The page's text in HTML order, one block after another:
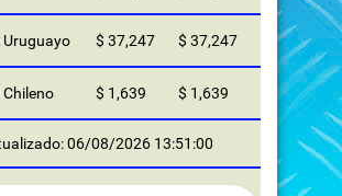
Uruguayo $ 37,247 $ 37,247
Chileno $ 1,639 $ 1,639
06/08/2026 13:51:00